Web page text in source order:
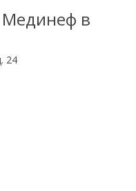
в
24